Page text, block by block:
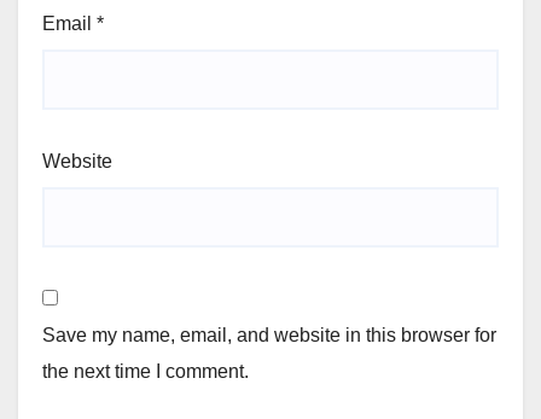
Email *
Website
Save my name, email, and website in this browser for
the next time I comment.